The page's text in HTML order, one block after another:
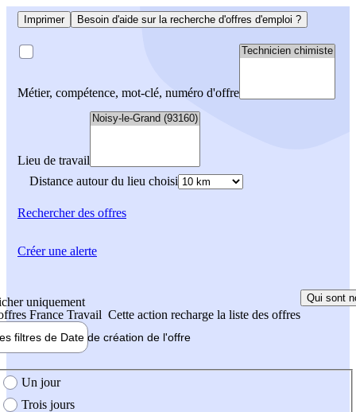
Imprimer Besoin d'aide sur la recherche d'offres d'emploi ?
Métier, compétence, mot-clé, numéro d'offre
Lieu de travail
Distance autour du lieu choisi
Rechercherdes offres
uniquement
France Travail Cette action recharge la liste des offres
Qui sont
filtres de Date de création de l'offre
création de l'offre
Un jour
Trois jours
Créer une alerte